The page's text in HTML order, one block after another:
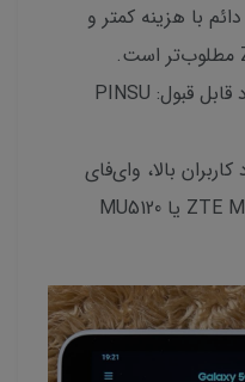
با هزینه کمتر و
برای خرید اقتصادی با عملکرد قابل قبول: PINSU
بالا، وای‌فای
پیشرفته و دوام بیشتر: ZTE MU5001 یا MU5120